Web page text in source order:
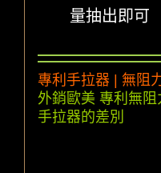
量抽出即可
專利手拉器 | 無阻
外銷歐美 專利無
手拉器的差別